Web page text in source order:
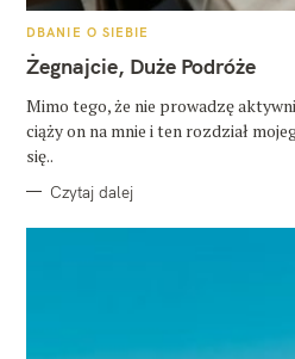
K
T
E
O
R
I
DBANIE O SIEBIE
Żegnajcie, Duże Podróże
Mimo tego, że nie prowadzę
ciąży on na mnie i ten rozdział
się..
Czytaj dalej